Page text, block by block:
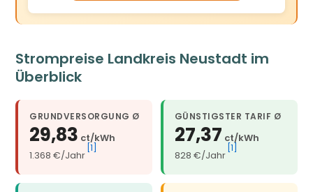
Strompreise Landkreis Neustadt im
Überblick
GRUNDVERSORGUNG Ø
29,83 ct/kWh
1.368 €/Jahr
[1]
GÜNSTIGSTER TARIF Ø
27,37 ct/kWh
828 €/Jahr
[1]